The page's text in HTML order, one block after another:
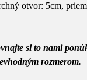
otvor: 5cm,
si to nami
rozmerom.